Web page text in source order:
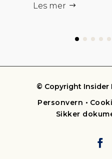
Les mer
© Copyright Insider
Personvern •
Sikker